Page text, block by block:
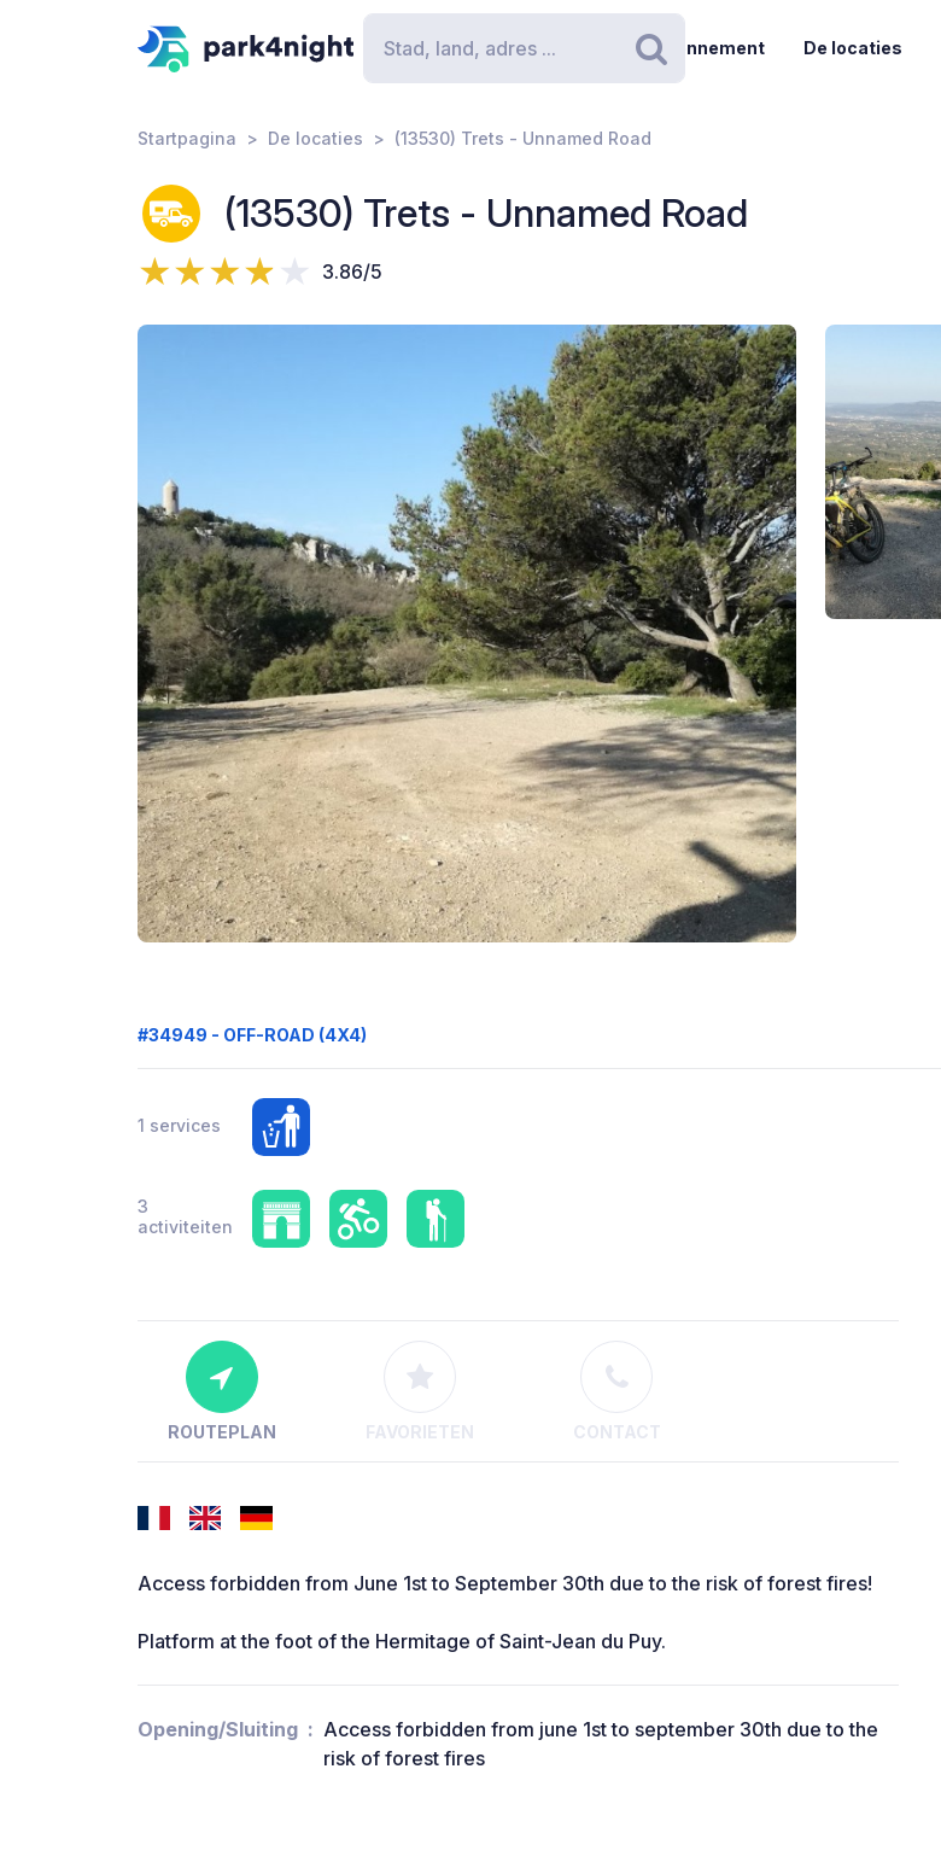
Zoeken
Abonnement De locaties
Startpagina De locaties (13530) Trets - Unnamed Road
(13530) Trets - Unnamed Road
3.86/5
#34949 - OFF-ROAD (4X4)
1 services
3
activiteiten
ROUTEPLAN FAVORIETEN CONTACT
Access forbidden from June 1st to September 30th due to the risk of forest fires!
Platform at the foot of the Hermitage of Saint-Jean du Puy.
Opening/Sluiting
Access forbidden from june 1st to september 30th due to the
risk of forest fires